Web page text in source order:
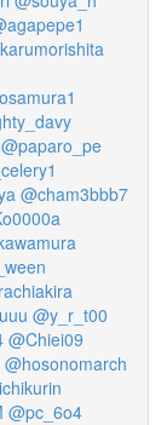
@paparo_pe
@cham3bbb7
@y_r_t00
@Chiei09
@hosonomarch
@pc_6o4